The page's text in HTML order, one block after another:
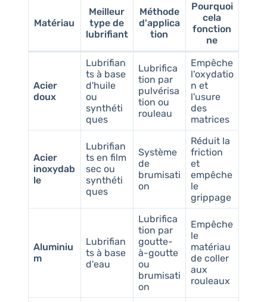
Matériau
Meilleur
type de
lubrifiant
Méthode
d'applica
tion
Pourquoi
cela
fonction
ne
Acier
doux
Lubrifian
ts à base
d'huile
ou
synthéti
ques
Lubrifica
tion par
pulvérisa
tion ou
rouleau
Empêche
l'oxydatio
n et
l'usure
des
matrices
Acier
inoxydab
le
Lubrifian
ts en film
sec ou
synthéti
ques
Système
de
brumisati
on
Réduit la
friction
et
empêche
le
grippage
Aluminiu
m
Lubrifian
ts à base
d'eau
Lubrifica
tion par
goutte-
à-goutte
ou
brumisati
on
Empêche
le
matériau
de coller
aux
rouleaux